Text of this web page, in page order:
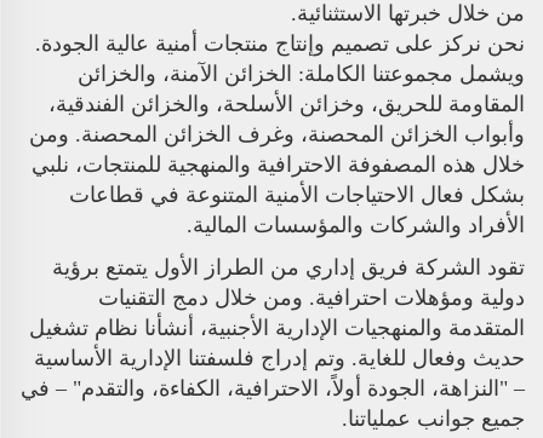
من خلال خبرتها الاستثنائية.
نحن نركز على تصميم وإنتاج منتجات أمنية عالية الجودة.
ويشمل مجموعتنا الكاملة: الخزائن الآمنة، والخزائن
المقاومة للحريق، وخزائن الأسلحة، والخزائن الفندقية،
وأبواب الخزائن المحصنة، وغرف الخزائن المحصنة. ومن
خلال هذه المصفوفة الاحترافية والمنهجية للمنتجات، نلبي
بشكل فعال الاحتياجات الأمنية المتنوعة في قطاعات
الأفراد والشركات والمؤسسات المالية.
تقود الشركة فريق إداري من الطراز الأول يتمتع برؤية
دولية ومؤهلات احترافية. ومن خلال دمج التقنيات
المتقدمة والمنهجيات الإدارية الأجنبية، أنشأنا نظام تشغيل
حديث وفعال للغاية. وتم إدراج فلسفتنا الإدارية الأساسية
– "النزاهة، الجودة أولاً، الاحترافية، الكفاءة، والتقدم" – في
جميع جوانب عملياتنا.